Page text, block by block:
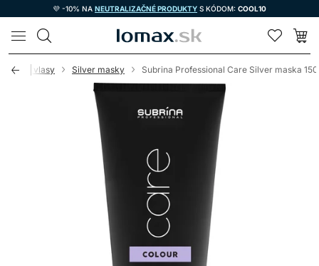
💜 -10% NA NEUTRALIZAČNÉ PRODUKTY S KÓDOM: COOL10
LOMAX
na vlasy Silver masky Subrina Professional Care Silver maska